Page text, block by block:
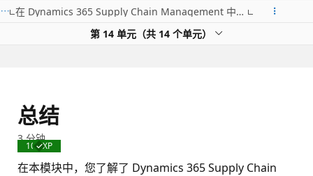
在 Dynamics 365 Supply Chain Management 中配置和执行采购到采购流程
第 14 单元（共 14 个单元）
总结
已
成
100 XP
3 分钟
在本模块中，您了解了 Dynamics 365 Supply Chain